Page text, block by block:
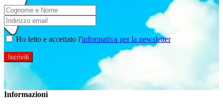
Ho letto e accettato l'informativa per la newsletter
Informazioni